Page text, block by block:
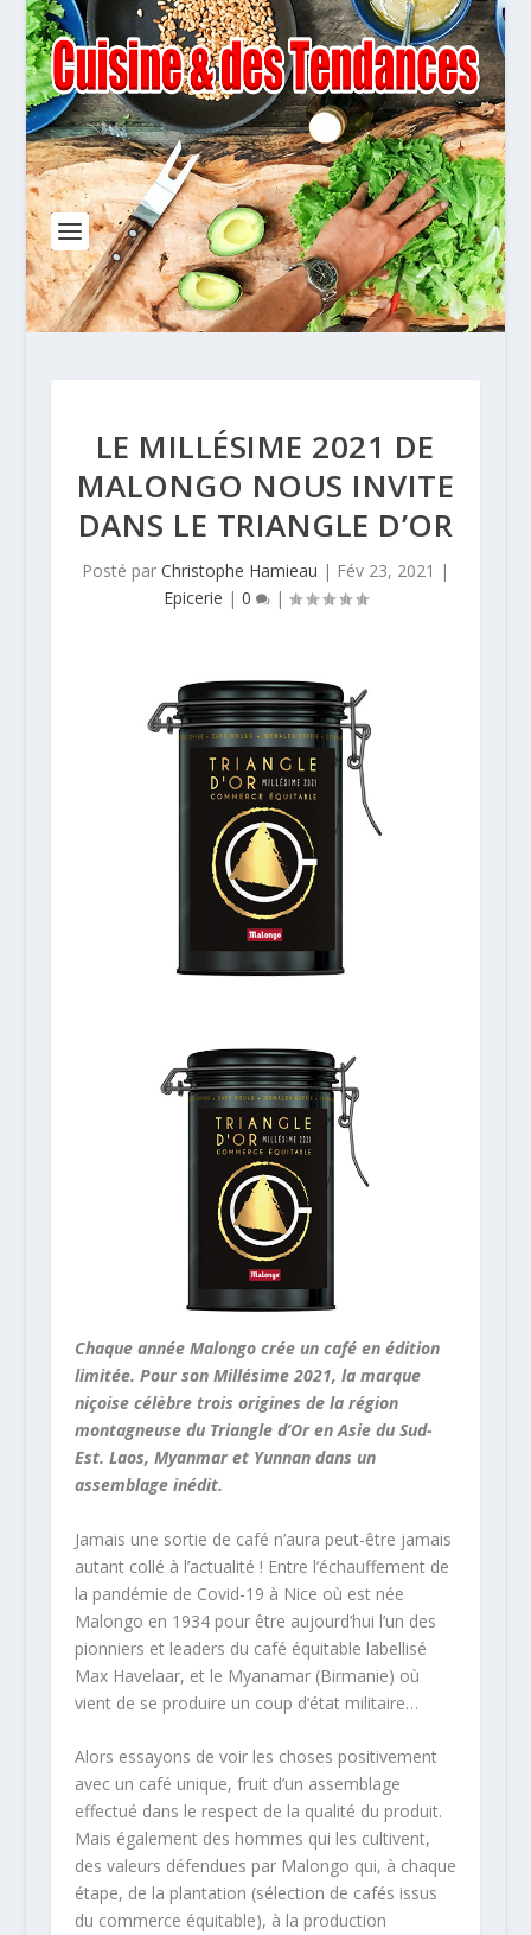
LE MILLÉSIME 2021 DE
MALONGO NOUS INVITE
DANS LE TRIANGLE D’OR
Posté par Christophe Hamieau | Fév 23, 2021 |
Epicerie | 0 |
Chaque année Malongo crée un café en édition
limitée. Pour son Millésime 2021, la marque
niçoise célèbre trois origines de la région
montagneuse du Triangle d’Or en Asie du Sud-
Est. Laos, Myanmar et Yunnan dans un
assemblage inédit.
Jamais une sortie de café n’aura peut-être jamais
autant collé à l’actualité ! Entre l’échauffement de
la pandémie de Covid-19 à Nice où est née
Malongo en 1934 pour être aujourd’hui l’un des
pionniers et leaders du café équitable labellisé
Max Havelaar, et le Myanamar (Birmanie) où
vient de se produire un coup d’état militaire…
Alors essayons de voir les choses positivement
avec un café unique, fruit d’un assemblage
effectué dans le respect de la qualité du produit.
Mais également des hommes qui les cultivent,
des valeurs défendues par Malongo qui, à chaque
étape, de la plantation (sélection de cafés issus
du commerce équitable), à la production